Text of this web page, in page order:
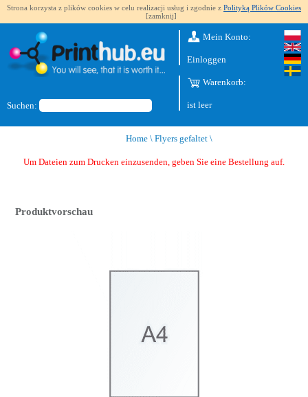
Strona korzysta z plików cookies w celu realizacji usług i zgodnie z Polityką Plików Cookies
[zamknij]
Suchen:
Mein Konto:
Einloggen
Warenkorb:
ist leer
Home \ Flyers gefaltet \
Um Dateien zum Drucken einzusenden, geben Sie eine Bestellung auf.
Produktvorschau